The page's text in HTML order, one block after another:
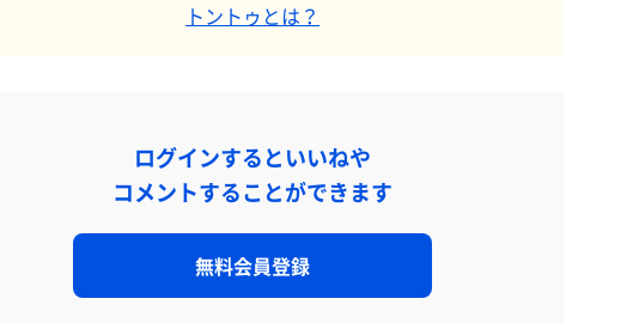
トントゥとは？
ログインするといいねや
コメントすることができます
無料会員登録